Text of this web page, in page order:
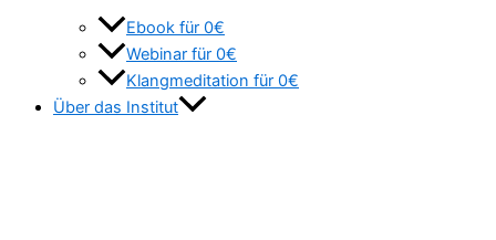
Ebook für 0€
Webinar für 0€
Klangmeditation für 0€
Über das Institut